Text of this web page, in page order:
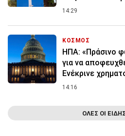
14:29
ΚΟΣΜΟΣ
ΗΠΑ: «Πράσινο
για να
Ενέκρινε
14:16
ΟΛΕΣ ΟΙ